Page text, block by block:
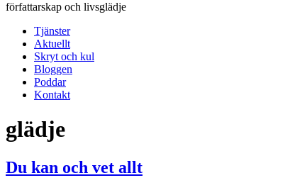
författarskap och livsglädje
Tjänster
Aktuellt
Skryt och kul
Bloggen
Poddar
Kontakt
glädje
Du kan och vet allt